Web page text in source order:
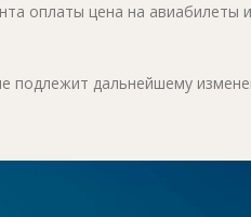
оплаты цена на авиабилеты
подлежит дальнейшему